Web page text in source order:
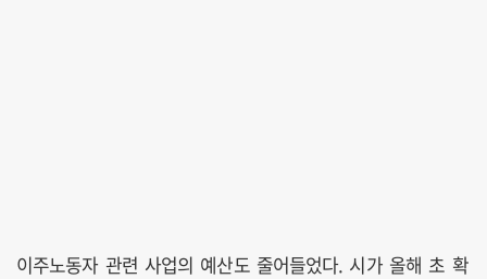
이주노동자 관련 사업의 예산도 줄어들었다. 시가 올해 초 확